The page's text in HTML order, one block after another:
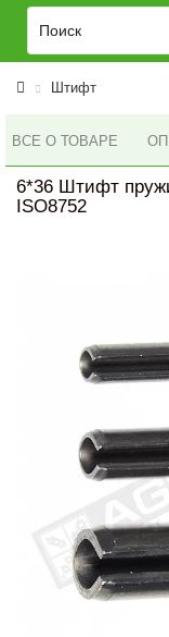
Штифт
ВСЕ О ТОВАРЕ
6*36 Штифт
ISO8752